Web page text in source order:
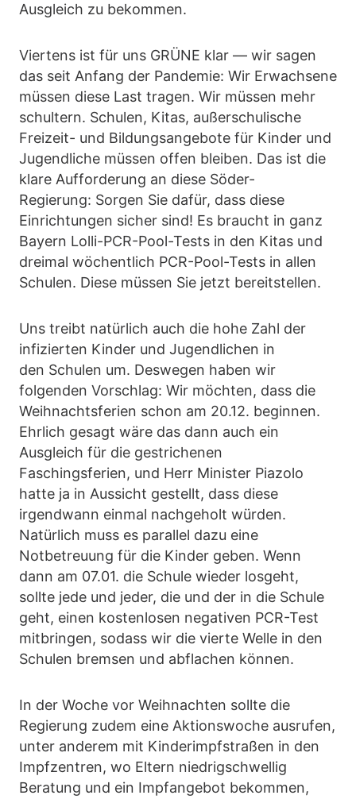
Ausgleich zu bekommen.
Viertens ist für uns GRÜNE klar — wir sagen
das seit Anfang der Pandemie: Wir Erwachsene
müssen diese Last tragen. Wir müssen mehr
schultern. Schulen, Kitas, außerschulische
Freizeit- und Bildungsangebote für Kinder und
Jugendliche müssen offen bleiben. Das ist die
klare Aufforderung an diese Söder-
Regierung: Sorgen Sie dafür, dass diese
Einrichtungen sicher sind! Es braucht in ganz
Bayern Lolli-PCR-Pool-Tests in den Kitas und
dreimal wöchentlich PCR-Pool-Tests in allen
Schulen. Diese müssen Sie jetzt bereitstellen.
Uns treibt natürlich auch die hohe Zahl der
infizierten Kinder und Jugendlichen in
den Schulen um. Deswegen haben wir
folgenden Vorschlag: Wir möchten, dass die
Weihnachtsferien schon am 20.12. beginnen.
Ehrlich gesagt wäre das dann auch ein
Ausgleich für die gestrichenen
Faschingsferien, und Herr Minister Piazolo
hatte ja in Aussicht gestellt, dass diese
irgendwann einmal nachgeholt würden.
Natürlich muss es parallel dazu eine
Notbetreuung für die Kinder geben. Wenn
dann am 07.01. die Schule wieder losgeht,
sollte jede und jeder, die und der in die Schule
geht, einen kostenlosen negativen PCR-Test
mitbringen, sodass wir die vierte Welle in den
Schulen bremsen und abflachen können.
In der Woche vor Weihnachten sollte die
Regierung zudem eine Aktionswoche ausrufen,
unter anderem mit Kinderimpfstraßen in den
Impfzentren, wo Eltern niedrigschwellig
Beratung und ein Impfangebot bekommen,